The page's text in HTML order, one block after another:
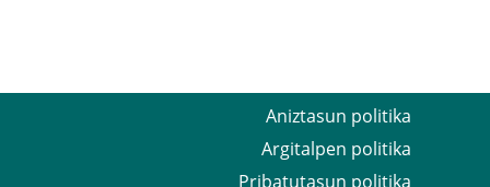
Aniztasun politika
Argitalpen politika
Pribatutasun politika